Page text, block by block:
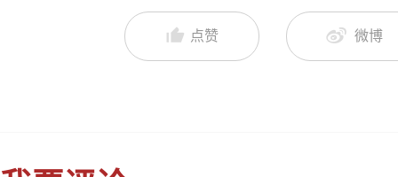
点赞 微博